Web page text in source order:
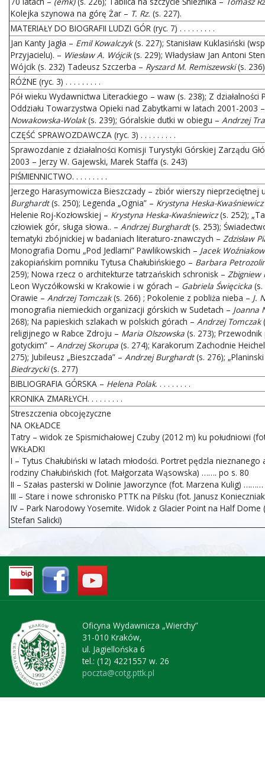
Kolejka szynowa na górę Żar – T. Rz. (s. 227).
MATERIAŁY DO BIOGRAFII LUDZI GÓR (ryc. 7) . . . . . . . . .
Jan Kanty Jagła – Emil Kowalczyk(s. 227); Stanisław Kuklasiński
Przyjacielu). – Wiesław A. Wójcik(s. 229); Władysław Jan Antoni
Wójcik (s. 232) Tadeusz Szczerba – Ryszard M. Remiszewski(s. 236)
RÓŻNE (ryc. 3) . . . . . . . . .
Pół wieku Wydawnictwa Literackiego – waw (s. 238); Z działalności
Oddziału Towarzystwa Opieki nad Zabytkami w latach 2001-2003
Nowakowska-Wolak(s. 239); Góralskie dutki w obiegu – Andrzej
CZĘŚĆ SPRAWOZDAWCZA (ryc. 3) . . . . . . . . .
Sprawozdanie z działalności Komisji Turystyki Górskiej Zarządu
2003 – Jerzy W. Gajewski, Marek Staffa (s. 243)
PIŚMIENNICTWO. . . . . . . . .
Jerzego Harasymowicza Bieszczady – zbiór wierszy
Burghardt(s. 250); Legenda „Ognia” – Krystyna Heska-Kwaśniewicz
Helenie Roj-Kozłowskiej – Krystyna Heska-Kwaśniewicz(s. 252);
człowiek gór, sługa słowa.. – Andrzej Burghardt(s. 253);
tematyki zbójnickiej w badaniach literaturo-znawczych – Zdzisław
Monografia Domu „Pod Jedlami” Pawlikowskich – Jacek
zakopiańskim pomniku Tytusa Chałubińskiego – Barbara
259); Nowa rzecz o architekturze tatrzańskich schronisk – Zbigniew
Leon Wyczółkowski w Krakowie i w górach – Gabriela Święcicka
Orawie – Andrzej Tomczak(s. 266) ; Pokolenie z pobliża nieba – J.
monografia niemieckich organizacji górskich w Sudetach – Joanna
268); Na papieskich szlakach w polskich górach – Andrzej Tomczak
religijnego w Rabce Zdroju – Maria Olszowska (s. 273); Przewodnik
gotyckim” – Andrzej Skorupa (s. 274); Karakorum Zachodnie
275); Jubileusz „Bieszczada” – Andrzej Burghardt(s. 276);
Biedrzycki(s. 277)
BIBLIOGRAFIA GÓRSKA – Helena Polak. . . . . . . . .
KRONIKA ZMARŁYCH. . . . . . . . .
Streszczenia obcojęzyczne
NA OKŁADCE
Tatry – widok ze Spismichałowej Czuby (2012 m) ku południowi
WKŁADKI
I – Tytus Chałubiński w latach młodości. Portret pędzla
rodziny Chałubińskich (fot. Małgorzata Wąsowska) ……. po s. 80
II – Szałas pasterski w Dolinie Jaworzynce (fot. Marzena Kulig)
III – Stare i nowe schronisko PTTK na Pilsku (fot. Janusz
IV – Park Narodowy Yosemite. Widok z Glacier Point na Half
Stefan Salicki)
Oficyna Wydawnicza „Wierchy”
31-010 Kraków,
ul. Jagiellońska 6
tel.: (12) 4221557 w. 26
poczta@cotg.pttk.pl